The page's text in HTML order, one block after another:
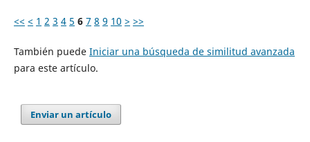
<< < 1 2 3 4 5 6 7 8 9 10 > >>
También puede Iniciar una búsqueda de similitud avanzada
para este artículo.
Enviar un artículo